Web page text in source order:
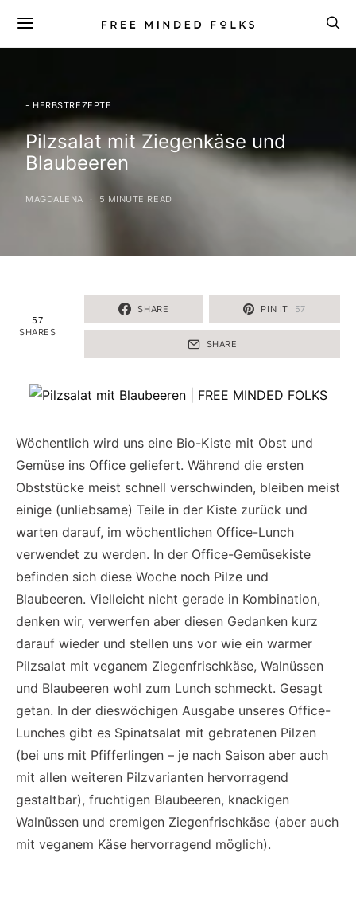
- HERBSTREZEPTE
Pilzsalat mit Ziegenkäse und
Blaubeeren
MAGDALENA 5 MINUTE READ
57
SHARES
SHARE PIN IT 57
SHARE
Wöchentlich wird uns eine Bio-Kiste mit Obst und
Gemüse ins Office geliefert. Während die ersten
Obststücke meist schnell verschwinden, bleiben meist
einige (unliebsame) Teile in der Kiste zurück und
warten darauf, im wöchentlichen Office-Lunch
verwendet zu werden. In der Office-Gemüsekiste
befinden sich diese Woche noch Pilze und
Blaubeeren. Vielleicht nicht gerade in Kombination,
denken wir, verwerfen aber diesen Gedanken kurz
darauf wieder und stellen uns vor wie ein warmer
Pilzsalat mit veganem Ziegenfrischkäse, Walnüssen
und Blaubeeren wohl zum Lunch schmeckt. Gesagt
getan. In der dieswöchigen Ausgabe unseres Office-
Lunches gibt es Spinatsalat mit gebratenen Pilzen
(bei uns mit Pfifferlingen – je nach Saison aber auch
mit allen weiteren Pilzvarianten hervorragend
gestaltbar), fruchtigen Blaubeeren, knackigen
Walnüssen und cremigen Ziegenfrischkäse (aber auch
mit veganem Käse hervorragend möglich).